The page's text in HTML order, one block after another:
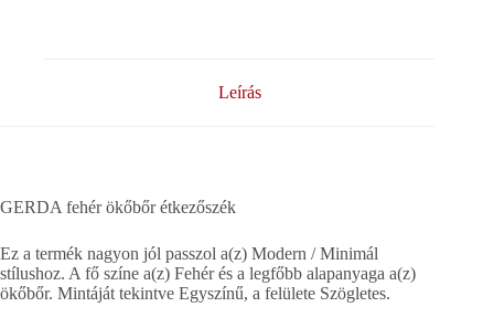
Leírás
GERDA fehér ökőbőr étkezőszék
Ez a termék nagyon jól passzol a(z) Modern / Minimál
stílushoz. A fő színe a(z) Fehér és a legfőbb alapanyaga a(z)
ökőbőr. Mintáját tekintve Egyszínű, a felülete Szögletes.